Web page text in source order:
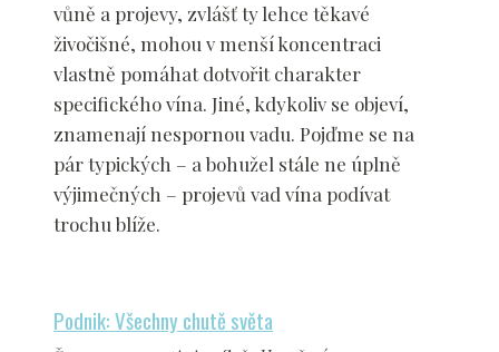
vůně a projevy, zvlášť ty lehce těkavé
živočišné, mohou v menší koncentraci
vlastně pomáhat dotvořit charakter
specifického vína. Jiné, kdykoliv se objeví,
znamenají nespornou vadu. Pojďme se na
pár typických – a bohužel stále ne úplně
výjimečných – projevů vad vína podívat
trochu blíže.
Podnik: Všechny chutě světa